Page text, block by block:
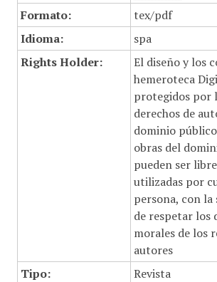
Formato:
tex/pdf
Idioma:
spa
Rights Holder:
El diseño y los
hemeroteca
protegidos por
derechos de
dominio
obras del
pueden ser
utilizadas por
persona, con
de respetar los
morales de los
autores
Tipo:
Revista